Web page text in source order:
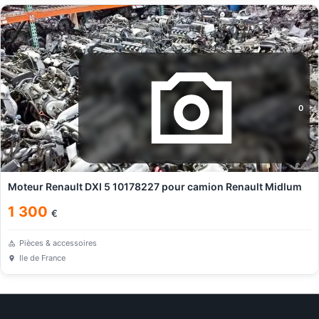
0
Moteur Renault DXI 5 10178227 pour camion Renault Midlum
1 300 €
Pièces & accessoires
Ile de France